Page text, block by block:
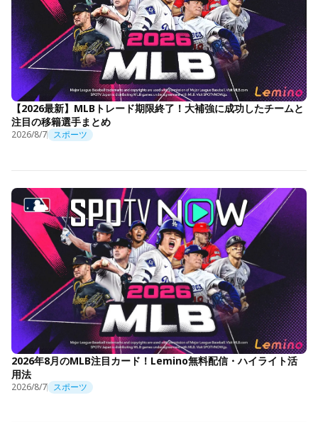
【2026最新】MLBトレード期限終了！大補強に成功したチームと
注目の移籍選手まとめ
2026/8/7 スポーツ
2026年8月のMLB注目カード！Lemino無料配信・ハイライト活
用法
2026/8/7 スポーツ